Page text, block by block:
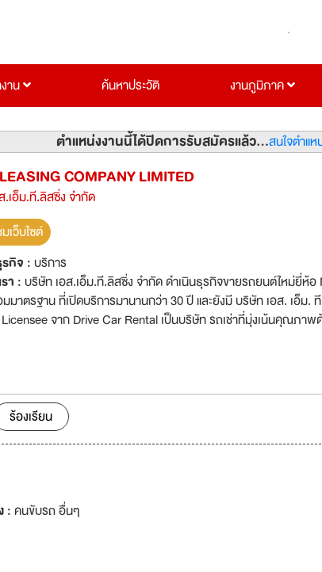
าน ค้นหาประวัติ งานภูมิภาค
ตำแหน่งงานนี้ได้ปิดการรับสมัครแล้ว...สนใจตำแ
COMPANY LIMITED
.เอ็ม.ที.ลิสซิ่ง จำกัด
มเว็บไซต์
กิจ :บริการ
า :บริษัท เอส.เอ็ม.ที.ลิสซิ่ง จำกัด ดำเนินธุรกิจขายรถยนต์ใหม่ยี่ห้
มาตรฐาน ที่เปิดบริการมานานกว่า 30 ปี และยังมี บริษัท เอส. เอ็ม.
Licensee จาก Drive Car Rental เป็นบริษัท รถเช่าที่มุ่งเน้นคุณภาพ
เอกชน ในนาม Drive Car Rental ซึ่งเป็นบริษัทรถเช่าที่มีชื่อเสียง ติดอั
ระจำสนามบิน และจังหวัดท่องเที่ยวของประเทศไทย เช่น สนามบินสุว
เชียงใหม่ ภูเก็ต กระบี่ เกาะสมุย เป็นต้น บริษัทฯ ยังดำเนินธุรกิจขา
ร้อมศูนย์บริการซ่อมมาตรฐาน ที่เปิดบริการมานานกว่า 30 ปีอีกด้วย
ร้องเรียน
:คนขับรถ อื่นๆ